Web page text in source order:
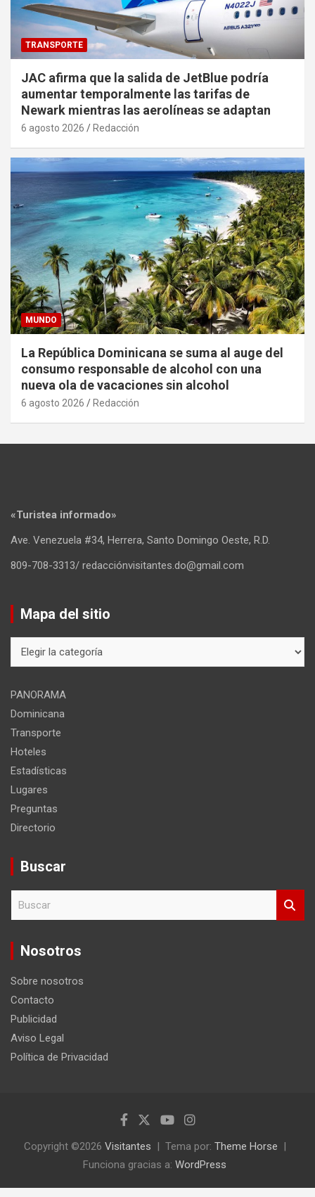
TRANSPORTE
JAC afirma que la salida de JetBlue podría
aumentar temporalmente las tarifas de
Newark mientras las aerolíneas se adaptan
6 agosto 2026 Redacción
MUNDO
La República Dominicana se suma al auge del
consumo responsable de alcohol con una
nueva ola de vacaciones sin alcohol
6 agosto 2026 Redacción
«Turistea informado»
Ave. Venezuela #34, Herrera, Santo Domingo Oeste, R.D.
809-708-3313/ redacciónvisitantes.do@gmail.com
Mapa del sitio
del
PANORAMA
Dominicana
Transporte
Hoteles
Estadísticas
Lugares
Preguntas
Directorio
Buscar
c
Nosotros
Sobre nosotros
Contacto
Publicidad
Aviso Legal
Política de Privacidad
Copyright ©2026 Visitantes Tema por: Theme Horse
Funciona gracias a: WordPress